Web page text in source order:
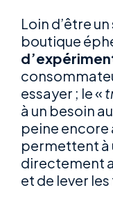
Loin d’être
boutique
essayer ; le «
à un besoin
peine encore
permettent à
directement
et de lever